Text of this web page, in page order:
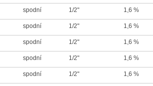
spodní 1/2" 1,6 %
spodní 1/2" 1,6 %
spodní 1/2" 1,6 %
spodní 1/2" 1,6 %
spodní 1/2" 1,6 %